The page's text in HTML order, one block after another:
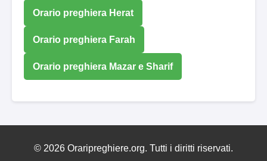
Orario preghiera Herat
Orario preghiera Farah
Orario preghiera Mazar e Sharif
© 2026 Oraripreghiere.org. Tutti i diritti riservati.